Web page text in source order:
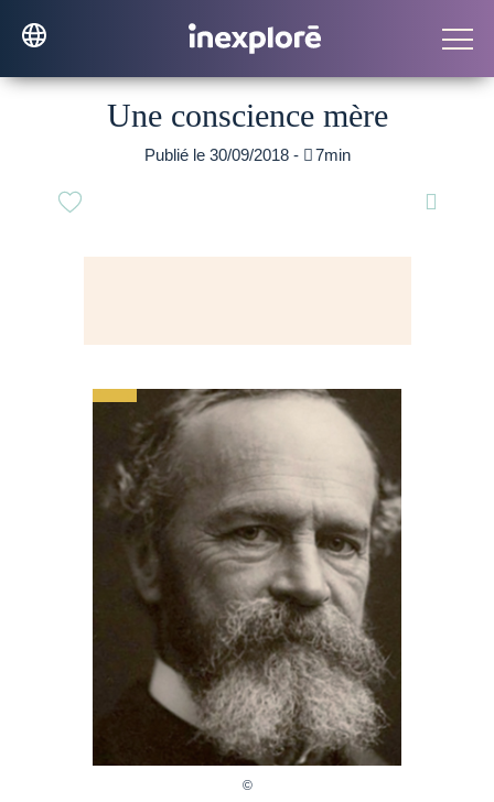
Une conscience mère
Publié le 30/09/2018 - 7min
